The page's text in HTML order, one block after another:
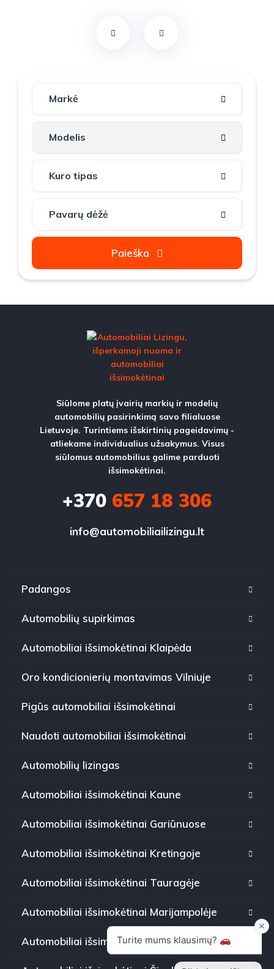
Paieška
Siūlome platų įvairių markių ir modelių
automobilių pasirinkimą savo filialuose
Lietuvoje. Turintiems išskirtinių pageidavimų -
atliekame individualius užsakymus. Visus
siūlomus automobilius galime parduoti
išsimokėtinai.
+370 657 18 306
info@automobiliailizingu.lt
Padangos
Automobilių supirkimas
Automobiliai išsimokėtinai Klaipėda
Oro kondicionierių montavimas Vilniuje
Pigūs automobiliai išsimokėtinai
Naudoti automobiliai išsimokėtinai
Automobilių lizingas
Automobiliai išsimokėtinai Kaune
Automobiliai išsimokėtinai Gariūnuose
Automobiliai išsimokėtinai Kretingoje
Automobiliai išsimokėtinai Tauragėje
Automobiliai išsimokėtinai Marijampolėje
Automobiliai išsimokėtinai Panevėžyje